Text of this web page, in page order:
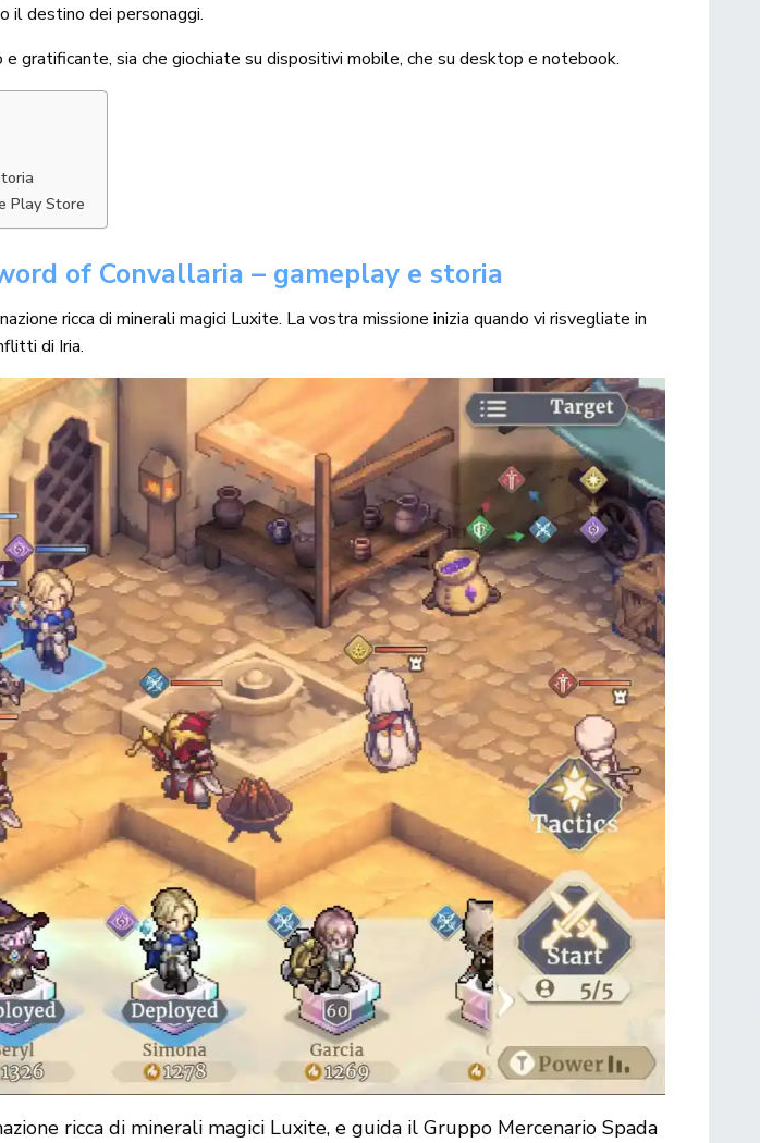
il destino dei personaggi.
sia che giochiate su dispositivi mobile, che su desktop e notebook.
Play Store
of Convallaria – gameplay e storia
ricca di minerali magici Luxite. La vostra missione inizia quando vi risvegliate in
di Iria.
ricca di minerali magici Luxite, e guida il Gruppo Mercenario Spada